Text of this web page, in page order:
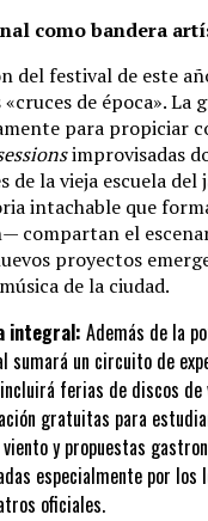
como bandera
del festival de este
de época». La
para propiciar
improvisadas
de la vieja escuela del
intachable que
compartan el
proyectos
de la ciudad.
integral: Además de la
sumará un circuito de
ferias de discos de
gratuitas para
y propuestas
especialmente por los
oficiales.